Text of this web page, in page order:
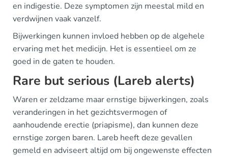
en indigestie. Deze symptomen zijn meestal mild en
verdwijnen vaak vanzelf.
Bijwerkingen kunnen invloed hebben op de algehele
ervaring met het medicijn. Het is essentieel om ze
goed in de gaten te houden.
Rare but serious (Lareb alerts)
Waren er zeldzame maar ernstige bijwerkingen, zoals
veranderingen in het gezichtsvermogen of
aanhoudende erectie (priapisme), dan kunnen deze
ernstige zorgen baren. Lareb heeft deze gevallen
gemeld en adviseert altijd om bij ongewenste effecten